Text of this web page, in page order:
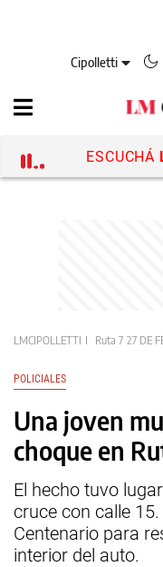
Cipolletti
ESCUCHÁ
LMCIPOLLETTI Ruta 7 27 DE
POLICIALES
Una joven
choque en
El hecho tuvo
cruce con calle
Centenario para
interior del auto.